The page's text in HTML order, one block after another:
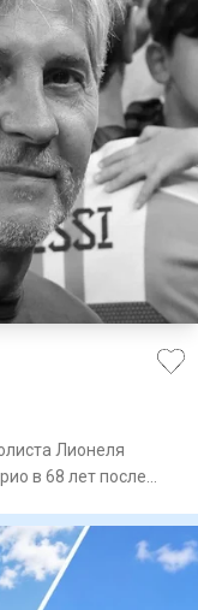
Лионеля
в 68 лет после